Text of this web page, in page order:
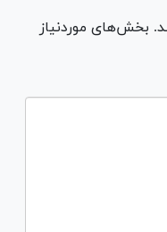
بخش‌های موردنیاز